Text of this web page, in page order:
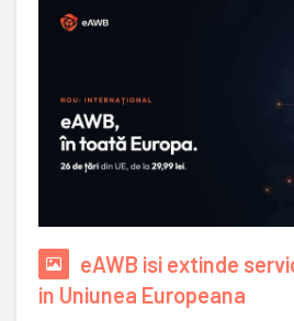
eAWB isi extinde
in Uniunea Europeana